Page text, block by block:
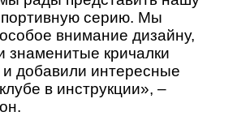
серию. Мы
внимание дизайну,
знаменитые кричалки
добавили интересные
в инструкции», –